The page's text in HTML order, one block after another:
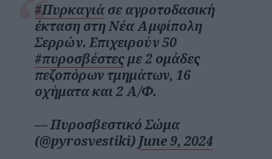
#Πυρκαγιάσε αγροτοδασική
έκταση στη Νέα Αμφίπολη
Σερρών. Επιχειρούν 50
#πυροσβέστεςμε 2 ομάδες
πεζοπόρων τμημάτων, 16
οχήματα και 2 Α/Φ.
— Πυροσβεστικό Σώμα
(@pyrosvestiki) June 9, 2024